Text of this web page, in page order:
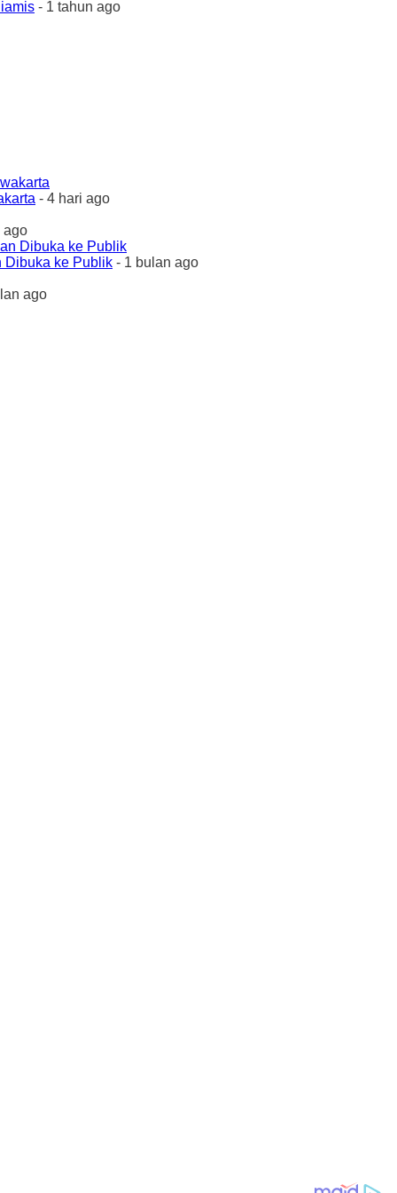
- 1 tahun ago
- 4 hari ago
ago
Dibuka ke Publik - 1 bulan ago
ago